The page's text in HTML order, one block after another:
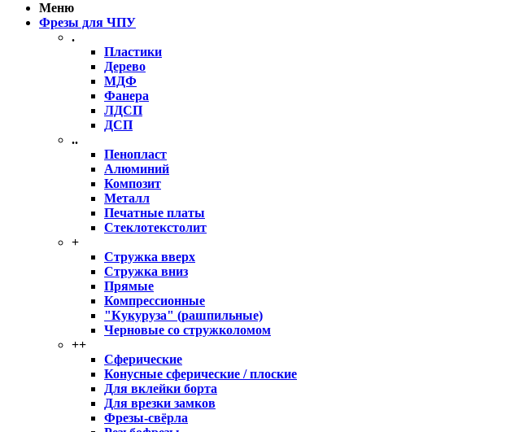
Меню
Фрезы для ЧПУ
.
Пластики
Дерево
МДФ
Фанера
ЛДСП
ДСП
..
Пенопласт
Алюминий
Композит
Металл
Печатные платы
Стеклотекстолит
+
Стружка вверх
Стружка вниз
Прямые
Компрессионные
"Кукуруза" (рашпильные)
Черновые со стружколомом
++
Сферические
Конусные сферические / плоские
Для вклейки борта
Для врезки замков
Фрезы-свёрла